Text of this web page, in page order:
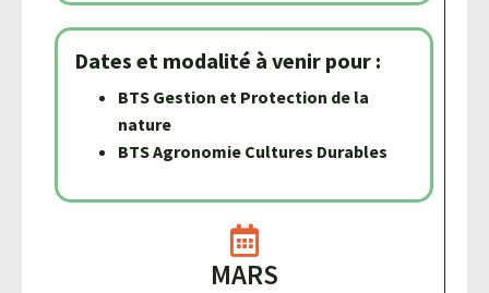
Dates et modalité à venir pour :
BTS Gestion et Protection de la
nature
BTS Agronomie Cultures Durables
MARS